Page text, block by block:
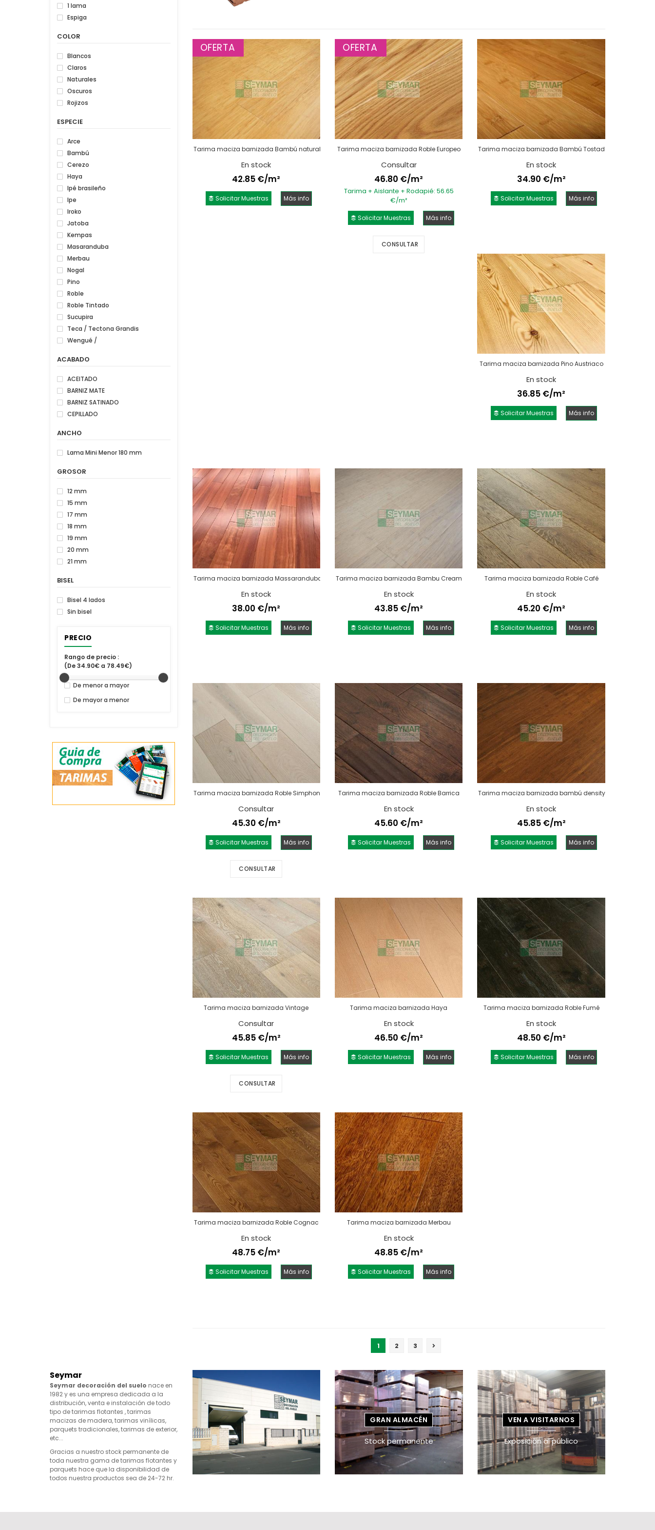
OFERTA
Tarima maciza barnizada Bambú natural
En stock
42.85 €/m²
Solicitar Muestras Más info
OFERTA
Tarima maciza barnizada Roble Europeo
Consultar
46.80 €/m²
Tarima + Aislante + Rodapié: 56.65
€/m²
Solicitar Muestras Más info
CONSULTAR
Tarima maciza barnizada Bambú Tostado
En stock
34.90 €/m²
Solicitar Muestras Más info
Tarima maciza barnizada Pino Austriaco
En stock
36.85 €/m²
Solicitar Muestras Más info
Tarima maciza barnizada Massaranduba
En stock
38.00 €/m²
Solicitar Muestras Más info
Tarima maciza barnizada Bambu Cream
En stock
43.85 €/m²
Solicitar Muestras Más info
Tarima maciza barnizada Roble Café
En stock
45.20 €/m²
Solicitar Muestras Más info
Tarima maciza barnizada Roble Simphony
Consultar
45.30 €/m²
Solicitar Muestras Más info
CONSULTAR
Tarima maciza barnizada Roble Barrica
En stock
45.60 €/m²
Solicitar Muestras Más info
Tarima maciza barnizada bambú density
En stock
45.85 €/m²
Solicitar Muestras Más info
Tarima maciza barnizada Vintage
Consultar
45.85 €/m²
Solicitar Muestras Más info
CONSULTAR
Tarima maciza barnizada Haya
En stock
46.50 €/m²
Solicitar Muestras Más info
Tarima maciza barnizada Roble Fumé
En stock
48.50 €/m²
Solicitar Muestras Más info
Tarima maciza barnizada Roble Cognac
En stock
48.75 €/m²
Solicitar Muestras Más info
Tarima maciza barnizada Merbau
En stock
48.85 €/m²
Solicitar Muestras Más info
1 2 3
1 lama
Espiga
COLOR
Blancos
Claros
Naturales
Oscuros
Rojizos
ESPECIE
Arce
Bambú
Cerezo
Haya
Ipé brasileño
Ipe
Iroko
Jatoba
Kempas
Masaranduba
Merbau
Nogal
Pino
Roble
Roble Tintado
Sucupira
Teca / Tectona Grandis
Wengué /
ACABADO
ACEITADO
BARNIZ MATE
BARNIZ SATINADO
CEPILLADO
ANCHO
Lama Mini Menor 180 mm
GROSOR
12 mm
15 mm
17 mm
18 mm
19 mm
20 mm
21 mm
BISEL
Bisel 4 lados
Sin bisel
PRECIO
Rango de precio :
(De 34.90€ a 78.49€)
De menor a mayor
De mayor a menor
Seymar
Seymar decoración del suelo nace en
1982 y es una empresa dedicada a la
distribución, venta e instalación de todo
tipo de tarimas flotantes , tarimas
macizas de madera, tarimas vinílicas,
parquets tradicionales, tarimas de exterior,
etc...
Gracias a nuestro stock permanente de
toda nuestra gama de tarimas flotantes y
parquets hace que la disponibilidad de
todos nuestra productos sea de 24-72 hr.
GRAN ALMACÉN
Stock permanente
VEN A VISITARNOS
Exposición al público